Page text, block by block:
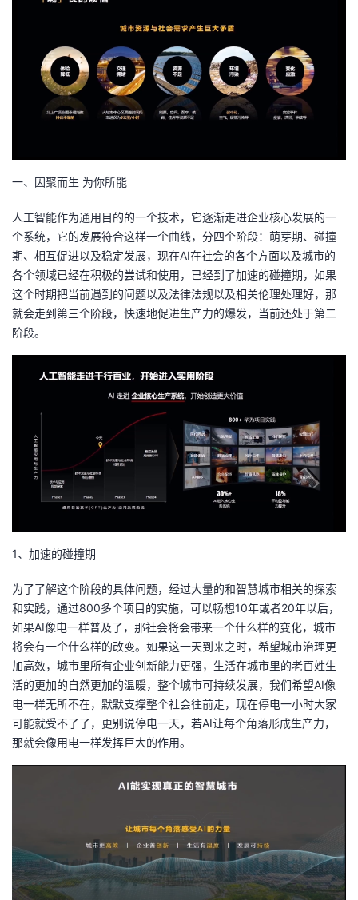
客
论
的
我
播
活
动
的
关
注
我
的
开
发
者
我
证
实
验
的
收
藏
我
的
Programs
我
的
支
我
的
支
持
我
声
建
议
一、因聚而生 为你所能
人工智能作为通用目的的一个技术，它逐渐走进企业核心发展的一
个系统，它的发展符合这样一个曲线，分四个阶段：萌芽期、碰撞
期、相互促进以及稳定发展，现在AI在社会的各个方面以及城市的
各个领域已经在积极的尝试和使用，已经到了加速的碰撞期，如果
这个时期把当前遇到的问题以及法律法规以及相关伦理处理好，那
就会走到第三个阶段，快速地促进生产力的爆发，当前还处于第二
阶段。
1、加速的碰撞期
为了了解这个阶段的具体问题，经过大量的和智慧城市相关的探索
和实践，通过800多个项目的实施，可以畅想10年或者20年以后，
如果AI像电一样普及了，那社会将会带来一个什么样的变化，城市
将会有一个什么样的改变。如果这一天到来之时，希望城市治理更
加高效，城市里所有企业创新能力更强，生活在城市里的老百姓生
活的更加的自然更加的温暖，整个城市可持续发展，我们希望AI像
电一样无所不在，默默支撑整个社会往前走，现在停电一小时大家
可能就受不了了，更别说停电一天，若AI让每个角落形成生产力，
那就会像用电一样发挥巨大的作用。